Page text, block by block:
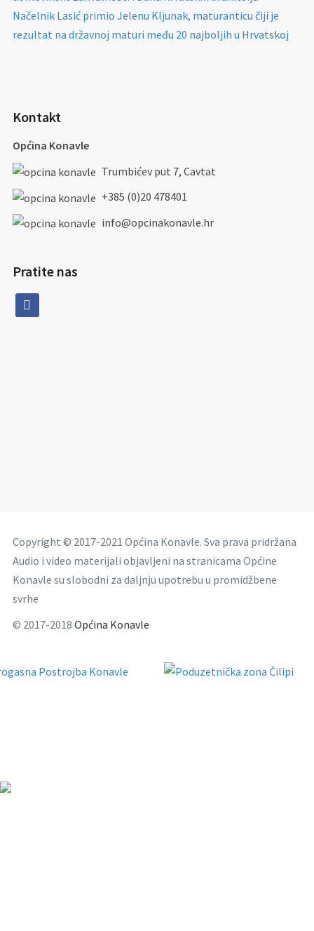
Načelnik Lasić primio Jelenu Kljunak, maturanticu čiji je
rezultat na državnoj maturi među 20 najboljih u Hrvatskoj
Kontakt
Općina Konavle
Trumbićev put 7, Cavtat
+385 (0)20 478401
info@opcinakonavle.hr
Pratite nas
facebook
Copyright © 2017-2021 Općina Konavle. Sva prava pridržana
Audio i video materijali objavljeni na stranicama Općine
Konavle su slobodni za daljnju upotrebu u promidžbene
svrhe
© 2017-2018 Općina Konavle